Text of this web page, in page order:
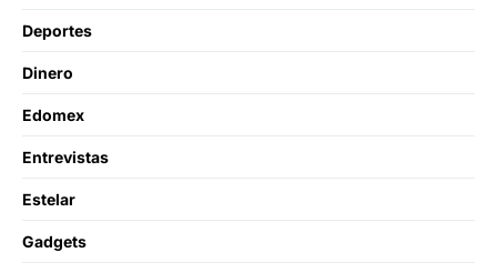
Deportes
Dinero
Edomex
Entrevistas
Estelar
Gadgets